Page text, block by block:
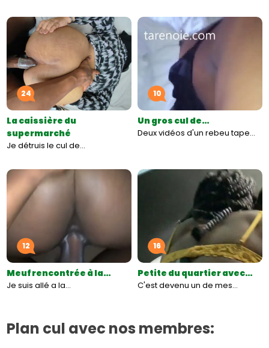
24
La caissière du
supermarché
Je détruis le cul de…
10
Un gros cul de…
Deux vidéos d'un rebeu tape…
12
Meuf rencontrée à la…
Je suis allé a la…
16
Petite du quartier avec…
C'est devenu un de mes…
Plan cul avec nos membres: